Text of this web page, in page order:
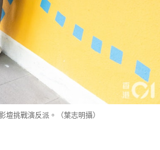
壇挑戰演反派。（葉志明攝）